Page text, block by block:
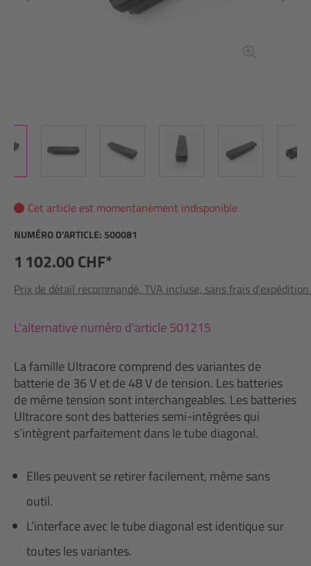
Cet article est momentanément indisponible
NUMÉRO D’ARTICLE: 500081
1 102.00 CHF*
Prix de détail recommandé, TVA incluse, sans frais
L'alternative numéro d'article 501215
La famille Ultracore comprend des variantes de
batterie de 36 V et de 48 V de tension. Les batteries
de même tension sont interchangeables. Les batteries
Ultracore sont des batteries semi-intégrées qui
s’intègrent parfaitement dans le tube diagonal.
Elles peuvent se retirer facilement, même sans
outil.
L’interface avec le tube diagonal est identique sur
toutes les variantes.